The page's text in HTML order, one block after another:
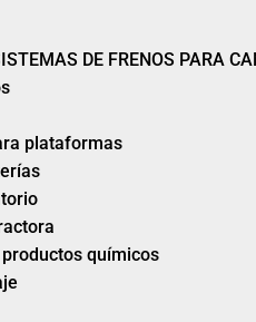
DE FRENOS PARA
plataformas
químicos